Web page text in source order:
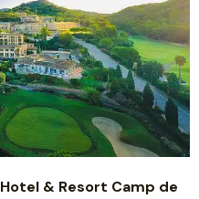
& Resort Camp de